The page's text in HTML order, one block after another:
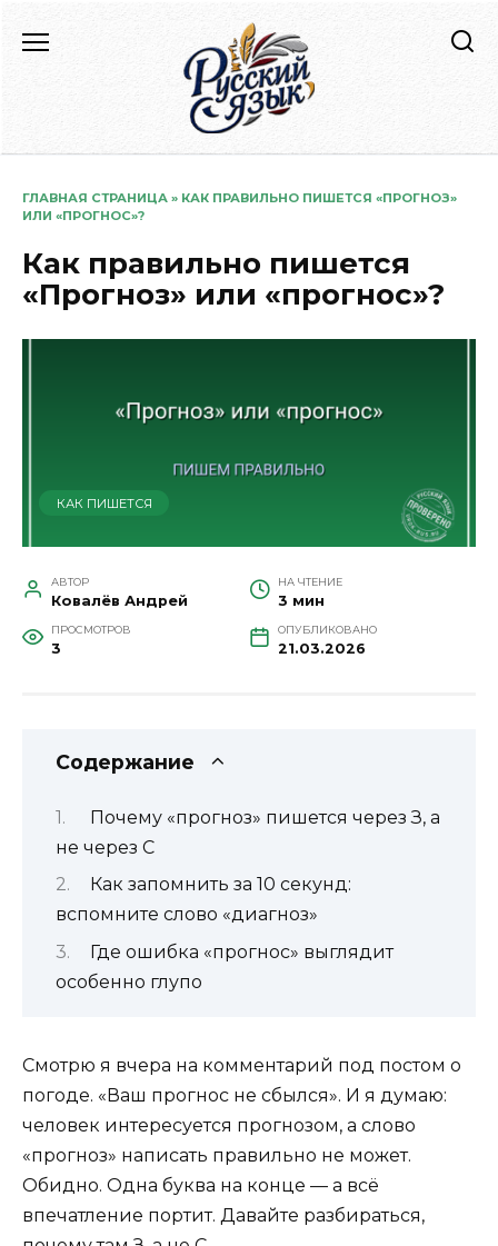
содержанию
ГЛАВНАЯ СТРАНИЦА » КАК ПРАВИЛЬНО ПИШЕТСЯ «ПРОГНОЗ»
ИЛИ «ПРОГНОС»?
Как правильно пишется
«Прогноз» или «прогнос»?
КАК ПИШЕТСЯ
АВТОР
Ковалёв Андрей
НА ЧТЕНИЕ
3 мин
ПРОСМОТРОВ
3
ОПУБЛИКОВАНО
21.03.2026
Содержание
Почему «прогноз» пишется через З, а
не через С
Как запомнить за 10 секунд:
вспомните слово «диагноз»
Где ошибка «прогнос» выглядит
особенно глупо
Смотрю я вчера на комментарий под постом о
погоде. «Ваш прогнос не сбылся». И я думаю:
человек интересуется прогнозом, а слово
«прогноз» написать правильно не может.
Обидно. Одна буква на конце — а всё
впечатление портит. Давайте разбираться,